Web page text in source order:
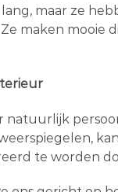
maar ze
maken mooie
natuurlijk
te worden